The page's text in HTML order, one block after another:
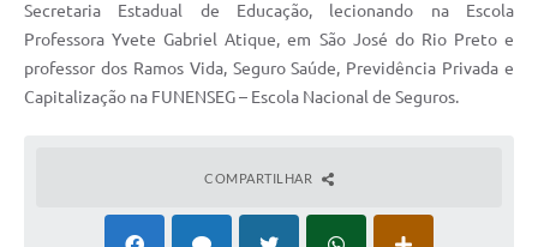
Secretaria Estadual de Educação, lecionando na Escola
Professora Yvete Gabriel Atique, em São José do Rio Preto e
professor dos Ramos Vida, Seguro Saúde, Previdência Privada e
Capitalização na FUNENSEG – Escola Nacional de Seguros.
COMPARTILHAR